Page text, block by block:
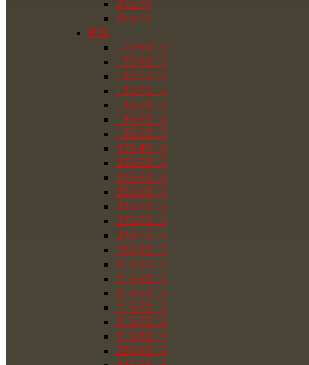
265/70
265/75
R16
175/60/16
175/80/16
185/55/16
185/75/16
195/50/16
195/55/16
195/60/16
205/45/16
205/50/16
205/55/16
205/60/16
205/65/16
205/70/16
205/75/16
205/80/16
215/55/16
215/60/16
215/65/16
215/70/16
215/75/16
215/80/16
225/50/16